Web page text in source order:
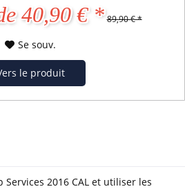
40,90 € * 89,90 € *
Se souv.
le produit
Services 2016 CAL et utiliser les